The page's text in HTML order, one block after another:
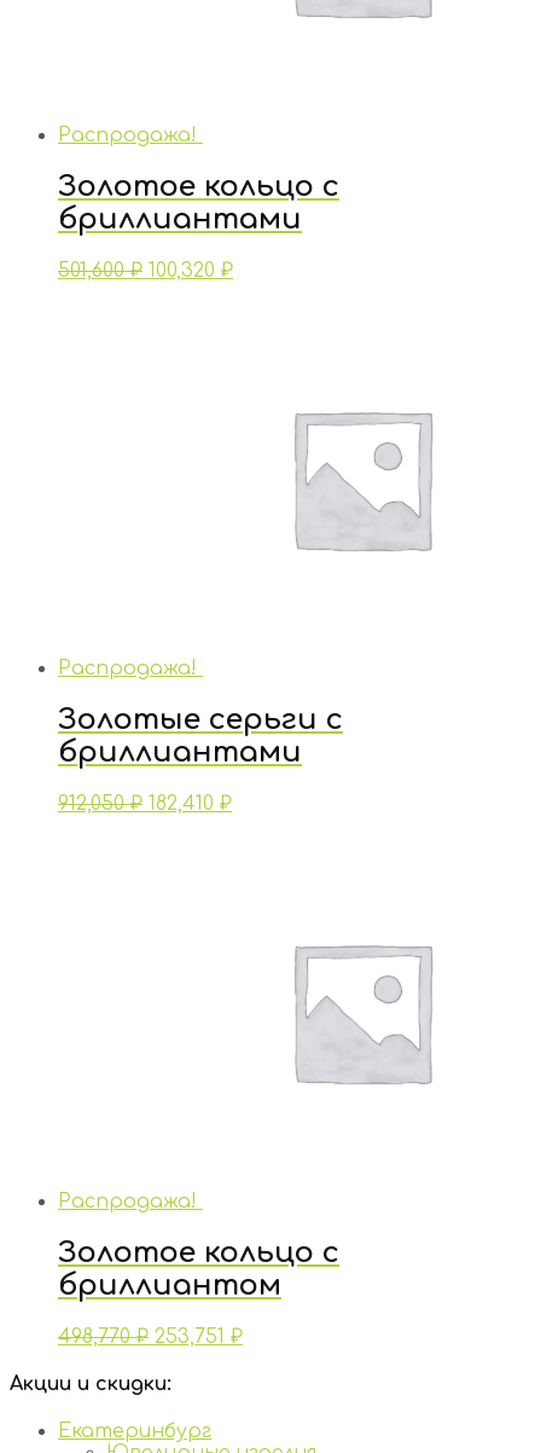
Распродажа!
Золотое кольцо с
бриллиантами
501,600₽ 100,320 ₽
Распродажа!
Золотые серьги с
бриллиантами
912,050₽ 182,410 ₽
Распродажа!
Золотое кольцо с
бриллиантом
498,770₽ 253,751 ₽
Акции и скидки:
Екатеринбург